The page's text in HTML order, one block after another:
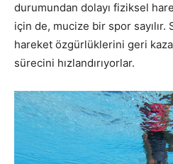
durumundan dolayı fiziksel
için de, mucize bir spor sayılır.
hareket özgürlüklerini geri
sürecini hızlandırıyorlar.